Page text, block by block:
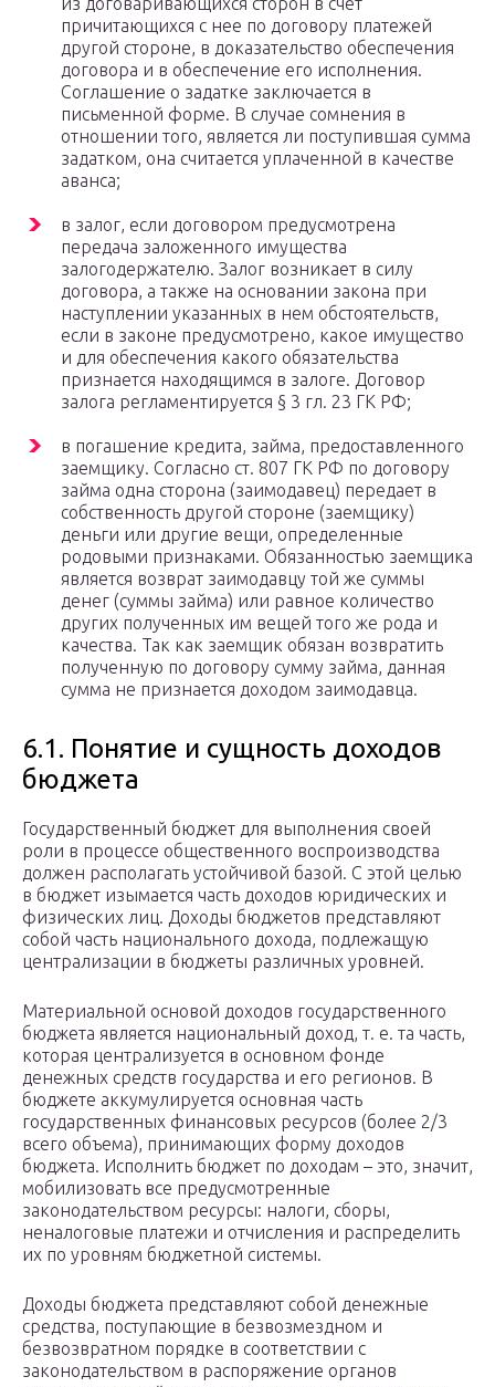
причитающихся с нее по договору платежей
другой стороне, в доказательство обеспечения
договора и в обеспечение его исполнения.
Соглашение о задатке заключается в
письменной форме. В случае сомнения в
отношении того, является ли поступившая сумма
задатком, она считается уплаченной в качестве
аванса;
в залог, если договором предусмотрена
передача заложенного имущества
залогодержателю. Залог возникает в силу
договора, а также на основании закона при
наступлении указанных в нем обстоятельств,
если в законе предусмотрено, какое имущество
и для обеспечения какого обязательства
признается находящимся в залоге. Договор
залога регламентируется § 3 гл. 23 ГК РФ;
в погашение кредита, займа, предоставленного
заемщику. Согласно ст. 807 ГК РФ по договору
займа одна сторона (заимодавец) передает в
собственность другой стороне (заемщику)
деньги или другие вещи, определенные
родовыми признаками. Обязанностью заемщика
является возврат заимодавцу той же суммы
денег (суммы займа) или равное количество
других полученных им вещей того же рода и
качества. Так как заемщик обязан возвратить
полученную по договору сумму займа, данная
сумма не признается доходом заимодавца.
6.1. Понятие и сущность доходов
бюджета
Государственный бюджет для выполнения своей
роли в процессе общественного воспроизводства
должен располагать устойчивой базой. С этой целью
в бюджет изымается часть доходов юридических и
физических лиц. Доходы бюджетов представляют
собой часть национального дохода, подлежащую
централизации в бюджеты различных уровней.
Материальной основой доходов государственного
бюджета является национальный доход, т. е. та часть,
которая централизуется в основном фонде
денежных средств государства и его регионов. В
бюджете аккумулируется основная часть
государственных финансовых ресурсов (более 2/3
всего объема), принимающих форму доходов
бюджета. Исполнить бюджет по доходам – это, значит,
мобилизовать все предусмотренные
законодательством ресурсы: налоги, сборы,
неналоговые платежи и отчисления и распределить
их по уровням бюджетной системы.
Доходы бюджета представляют собой денежные
средства, поступающие в безвозмездном и
безвозвратном порядке в соответствии с
законодательством в распоряжение органов